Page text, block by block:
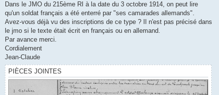
a
g
Dans le JMO du 215ème RI à la date du 3 octobre 1914, on peut lire
qu'un soldat français a été enterré par "ses camarades allemands".
Avez-vous déjà vu des inscriptions de ce type ? Il n'est pas précisé dans
le jmo si le texte était écrit en français ou en allemand.
Par avance merci.
Cordialement
Jean-Claude
PIÈCES JOINTES